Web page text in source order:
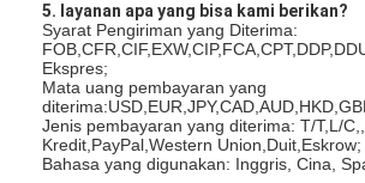
5. layanan apa yang bisa kami berikan?
Syarat Pengiriman yang Diterima:
Ekspres;
Mata uang pembayaran yang
Jenis pembayaran yang diterima: T/T,L/
Kredit,PayPal,Western Union,Duit,Eskrow;
Bahasa yang digunakan: Inggris, Cina,